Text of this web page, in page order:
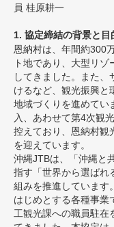
員 桂原耕一
1. 協定締結の背景と目
恩納村は、年間約300
ト地であり、大型リ
してきました。また
けるなど、観光振興と
地域づくりを進めてい
入、あわせて第4次観
控えており、恩納村観
を迎えています。
沖縄JTBは、「沖縄と
指す「世界から選ばれ
組みを推進しています
はじめとする各種事業
工観光課への職員駐在